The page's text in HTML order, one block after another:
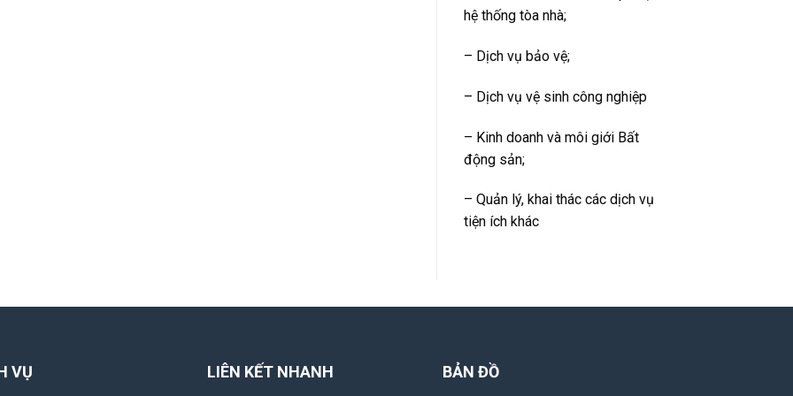
hệ thống tòa nhà;
– Dịch vụ bảo vệ;
– Dịch vụ vệ sinh công nghiệp
– Kinh doanh và môi giới Bất
động sản;
– Quản lý, khai thác các dịch vụ
tiện ích khác
VỤ LIÊN KẾT NHANH BẢN ĐỒ